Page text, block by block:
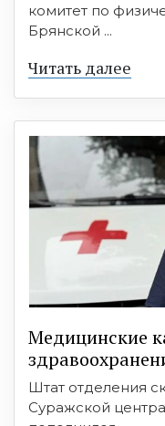
комитет по
Брянской ...
Читать далее
Медицинские
Штат отделения
Суражской